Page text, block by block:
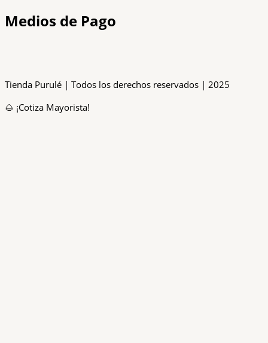
Medios de Pago
Tienda Purulé | Todos los derechos reservados | 2025
🌰 ¡Cotiza Mayorista!